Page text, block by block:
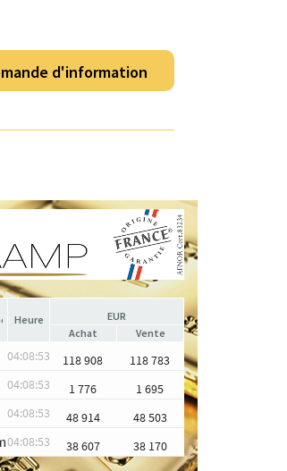
d'information
Heure
EUR
Achat
Vente
04:08:53 118 908 118 783
04:08:53 1 776 1 695
04:08:53 48 914 48 503
04:08:53 38 607 38 170